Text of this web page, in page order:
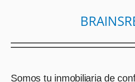
Somos tu inmobiliaria de